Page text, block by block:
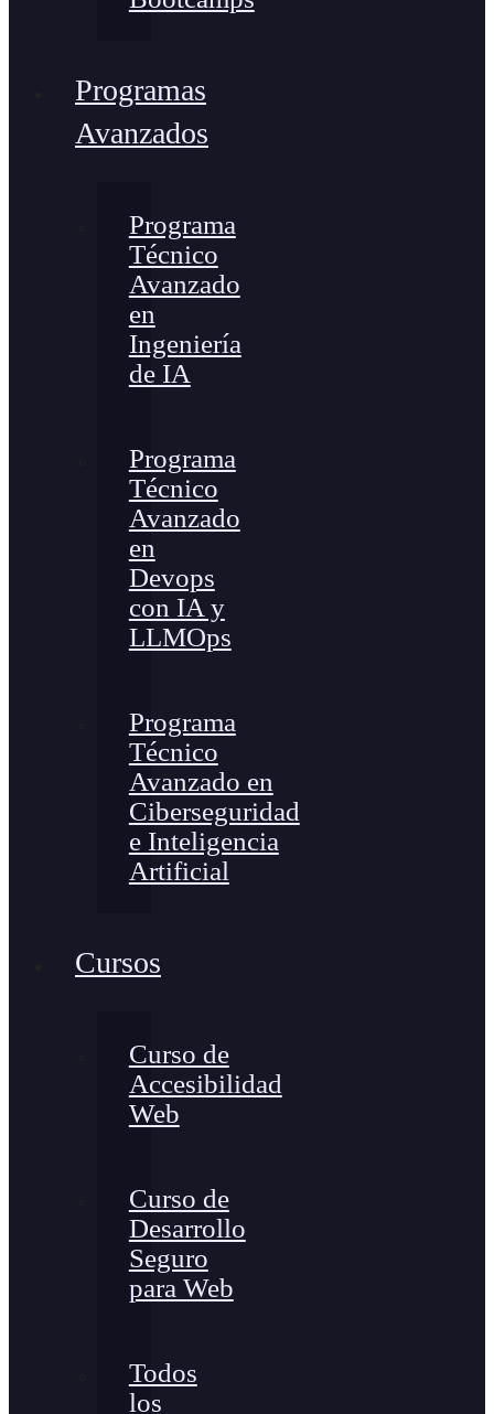
Programas
Avanzados
Programa
Técnico
Avanzado
en
Ingeniería
de IA
Programa
Técnico
Avanzado
en
Devops
con IA y
LLMOps
Programa
Técnico
Avanzado en
Ciberseguridad
e Inteligencia
Artificial
Cursos
Curso de
Accesibilidad
Web
Curso de
Desarrollo
Seguro
para Web
Todos
los